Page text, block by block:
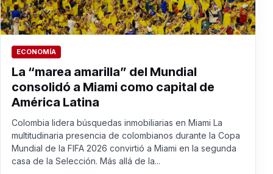
ECONOMÍA
La “marea amarilla” del Mundial
consolidó a Miami como capital de
América Latina
Colombia lidera búsquedas inmobiliarias en Miami La
multitudinaria presencia de colombianos durante la Copa
Mundial de la FIFA 2026 convirtió a Miami en la segunda
casa de la Selección. Más allá de la...